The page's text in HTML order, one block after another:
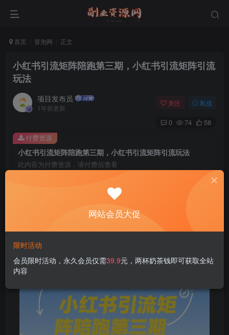
首页 冒泡网 正文
小红书引流矩阵陪跑第三期，小红书引流矩阵引流
玩法
项目发布员
1年前更新
关注 私信
0 74 58
小红书引流矩阵陪跑第三期，小红书引流矩阵引流玩法
此内容为付费资源，请付费后查看
￥4
付费资源
小红书引流矩阵陪跑第三期，小红书引流矩阵引流玩法
网站会员大促
限时活动
会员限时活动，永久会员仅需39.9元，两杯奶茶钱即可获取全站
内容